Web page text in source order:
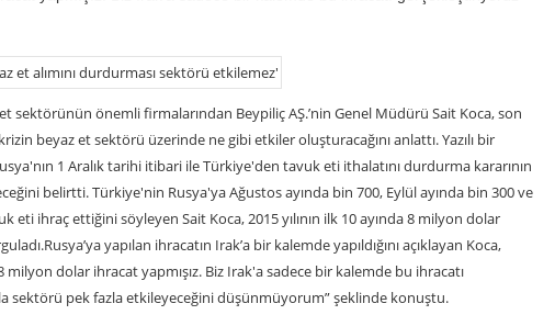
et sektörünün önemli firmalarından Beypiliç AŞ.’nin Genel Müdürü Sait Koca, son
beyaz et sektörü üzerinde ne gibi etkiler oluşturacağını anlattı. Yazılı bir
1 Aralık tarihi itibari ile Türkiye'den tavuk eti ithalatını durdurma kararının
belirtti. Türkiye'nin Rusya'ya Ağustos ayında bin 700, Eylül ayında bin 300 ve
eti ihraç ettiğini söyleyen Sait Koca, 2015 yılının ilk 10 ayında 8 milyon dolar
yapılan ihracatın Irak’a bir kalemde yapıldığını açıklayan Koca,
8 milyon dolar ihracat yapmışız. Biz Irak'a sadece bir kalemde bu ihracatı
sektörü pek fazla etkileyeceğini düşünmüyorum” şeklinde konuştu.